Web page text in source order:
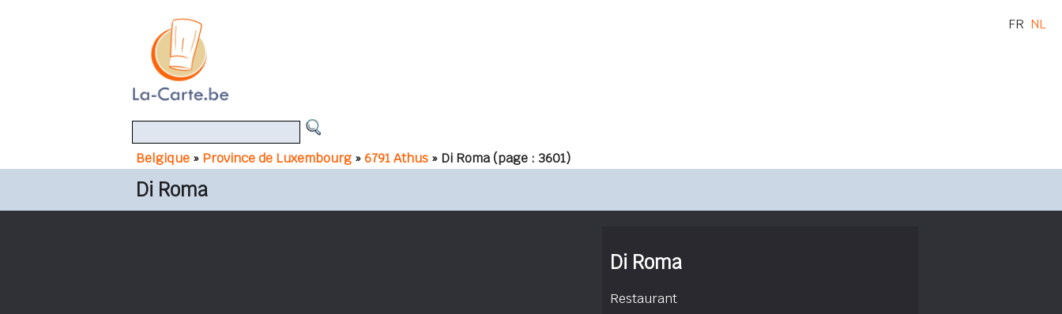
Belgique » Province de Luxembourg »6791 Athus » Di Roma(page : 3601)
FR NL
Di Roma
Di Roma
Restaurant